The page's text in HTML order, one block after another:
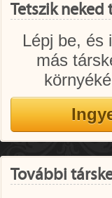
Tetszik
Lépj be, és
más
További